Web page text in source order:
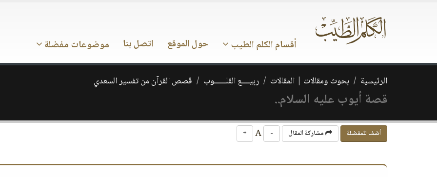
أقسام الكلم الطيب حول الموقع اتصل بنا موضوعات مفضلة
الرئيسية بحوث ومقالات | المقالات ربيــــع القلــــــوب قصص القرآن من تفسير السعدي
قصة أيوب عليه السلام..
أضف للمفضلة مشاركة المقال -
+